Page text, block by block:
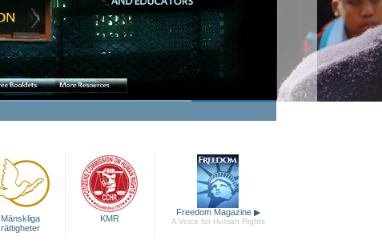
Mänskliga
rättigheter
KMR
Freedom Magazine ▶
A Voice for Human Rights